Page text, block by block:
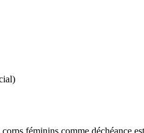
féminins comme déchéance